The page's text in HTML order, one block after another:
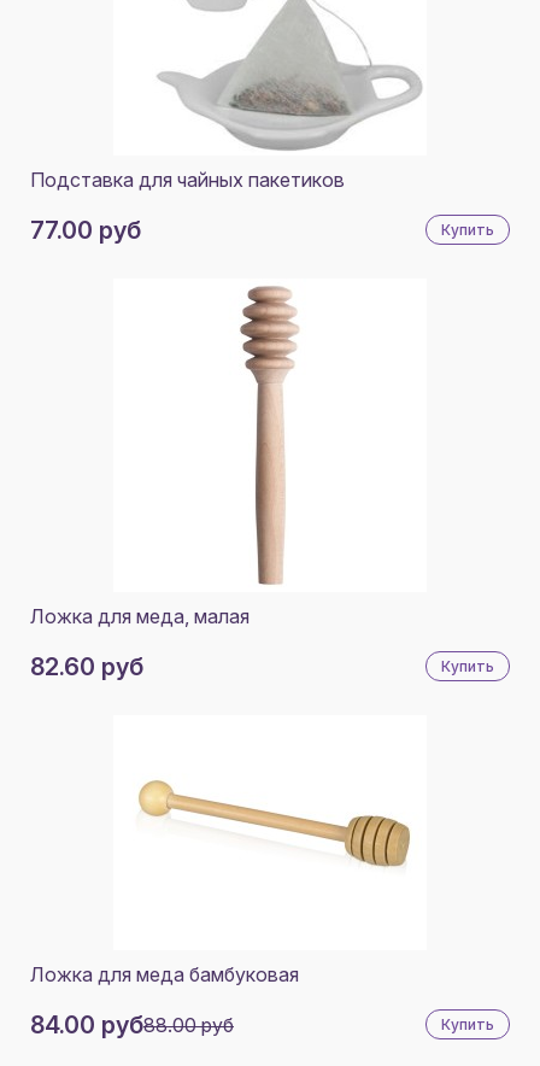
Подставка для чайных пакетиков
77.00 руб Купить
Ложка для меда, малая
82.60 руб Купить
Ложка для меда бамбуковая
84.00 руб88.00 руб Купить